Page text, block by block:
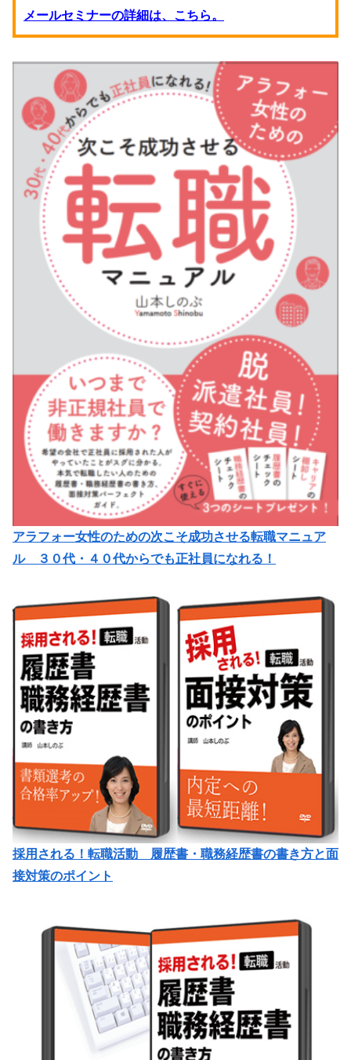
メールセミナーの詳細は、こちら。
アラフォー女性のための次こそ成功させる転職マニュア
ル ３０代・４０代からでも正社員になれる！
採用される！転職活動 履歴書・職務経歴書の書き方と面
接対策のポイント